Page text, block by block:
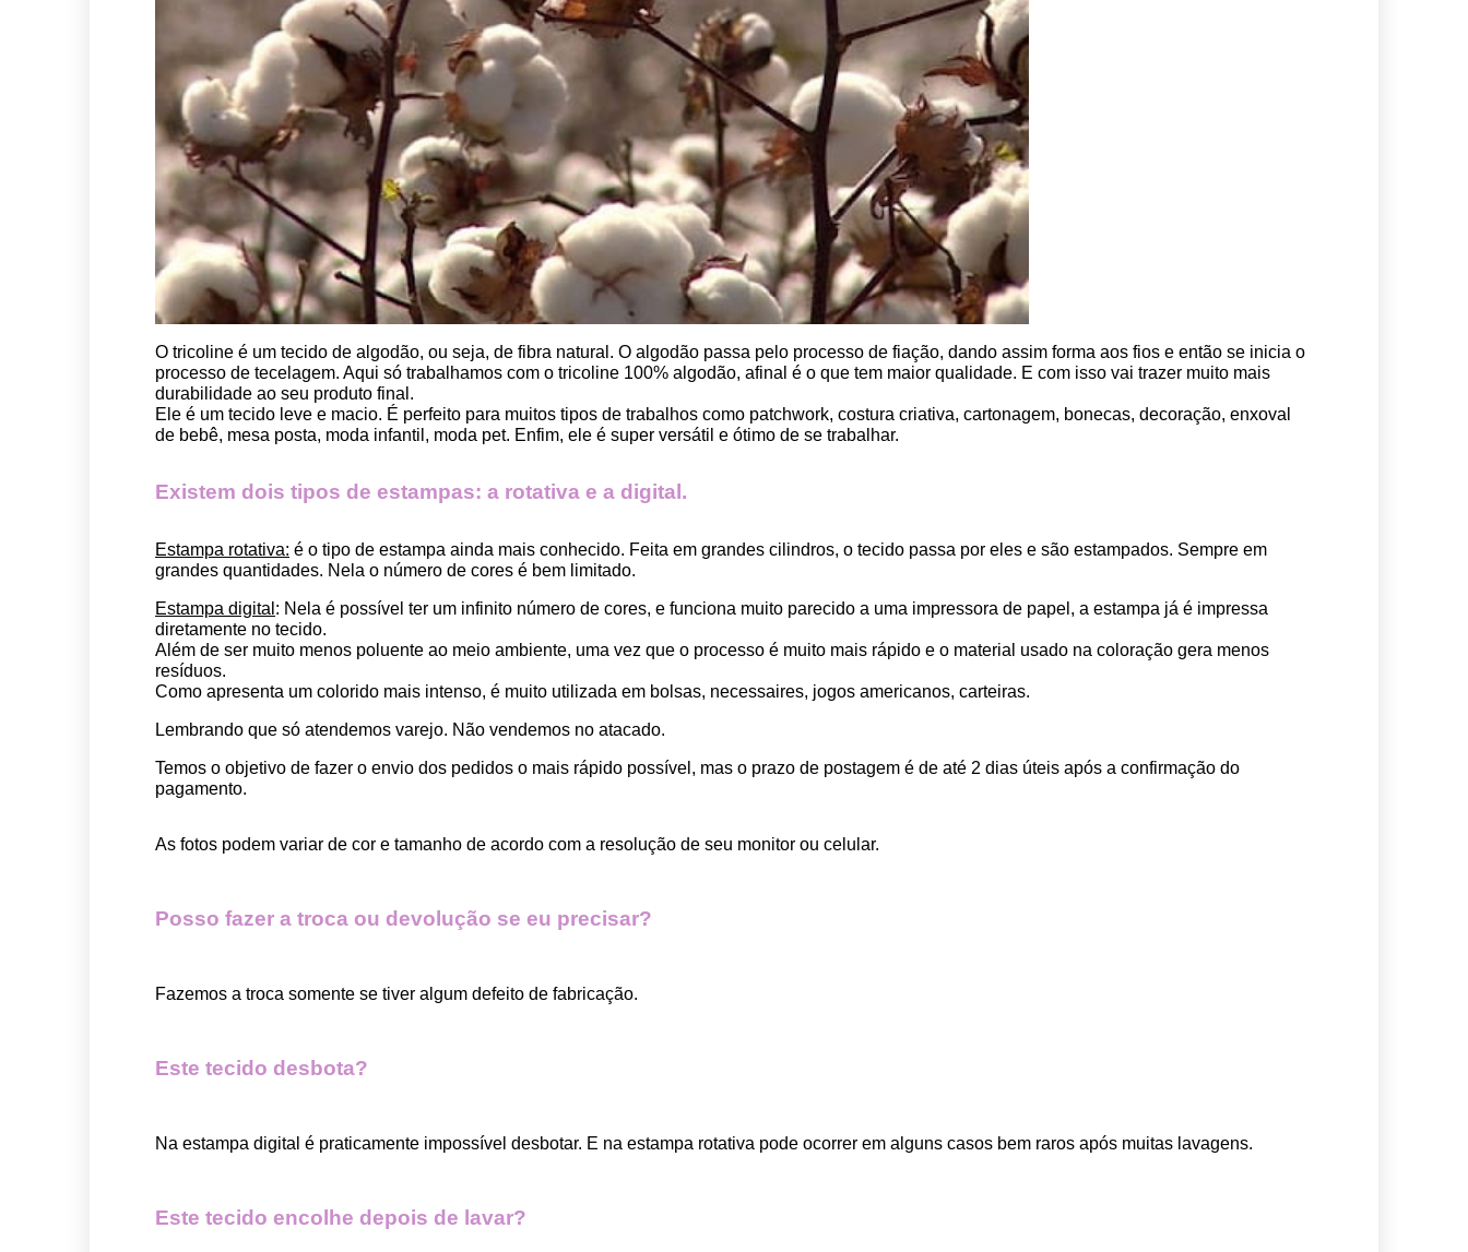
O tricoline é um tecido de algodão, ou seja, de fibra natural. O algodão passa pelo processo de fiação, dando assim forma aos fios e então se inicia o
processo de tecelagem. Aqui só trabalhamos com o tricoline 100% algodão, afinal é o que tem maior qualidade. E com isso vai trazer muito mais
durabilidade ao seu produto final.
Ele é um tecido leve e macio. É perfeito para muitos tipos de trabalhos como patchwork, costura criativa, cartonagem, bonecas, decoração, enxoval
de bebê, mesa posta, moda infantil, moda pet. Enfim, ele é super versátil e ótimo de se trabalhar.
Existem dois tipos de estampas: a rotativa e a digital.
Estampa rotativa: é o tipo de estampa ainda mais conhecido. Feita em grandes cilindros, o tecido passa por eles e são estampados. Sempre em
grandes quantidades. Nela o número de cores é bem limitado.
Estampa digital : Nela é possível ter um infinito número de cores, e funciona muito parecido a uma impressora de papel, a estampa já é impressa
diretamente no tecido.
Além de ser muito menos poluente ao meio ambiente, uma vez que o processo é muito mais rápido e o material usado na coloração gera menos
resíduos.
Como apresenta um colorido mais intenso, é muito utilizada em bolsas, necessaires, jogos americanos, carteiras.
Lembrando que só atendemos varejo. Não vendemos no atacado.
Temos o objetivo de fazer o envio dos pedidos o mais rápido possível, mas o prazo de postagem é de até 2 dias úteis após a confirmação do
pagamento.
As fotos podem variar de cor e tamanho de acordo com a resolução de seu monitor ou celular.
Posso fazer a troca ou devolução se eu precisar?
Fazemos a troca somente se tiver algum defeito de fabricação.
Este tecido desbota?
Na estampa digital é praticamente impossível desbotar. E na estampa rotativa pode ocorrer em alguns casos bem raros após muitas lavagens.
Este tecido encolhe depois de lavar?